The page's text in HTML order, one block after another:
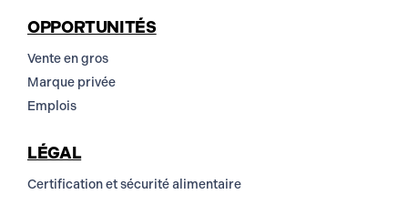
OPPORTUNITÉS
Vente en gros
Marque privée
Emplois
LÉGAL
Certification et sécurité alimentaire